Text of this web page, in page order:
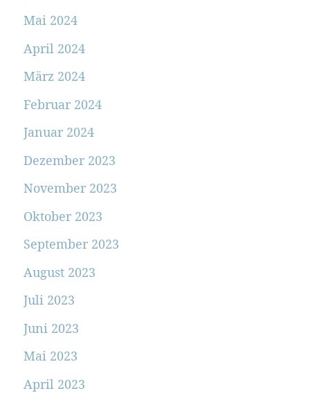
Mai 2024
April 2024
März 2024
Februar 2024
Januar 2024
Dezember 2023
November 2023
Oktober 2023
September 2023
August 2023
Juli 2023
Juni 2023
Mai 2023
April 2023